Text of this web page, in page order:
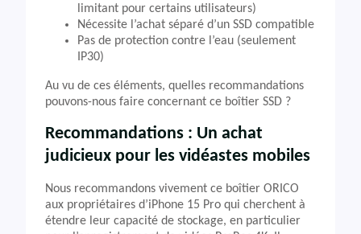
limitant pour certains utilisateurs)
Nécessite l’achat séparé d’un SSD compatible
Pas de protection contre l’eau (seulement
IP30)
Au vu de ces éléments, quelles recommandations
pouvons-nous faire concernant ce boîtier SSD ?
Recommandations : Un achat
judicieux pour les vidéastes mobiles
Nous recommandons vivement ce boîtier ORICO
aux propriétaires d’iPhone 15 Pro qui cherchent à
étendre leur capacité de stockage, en particulier